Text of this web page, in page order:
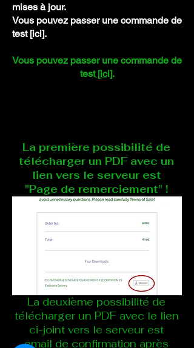
mises à jour.
Vous pouvez passer une commande de
test [ici].
Vous pouvez passer une commande de
test[ici].
La première possibilité de
télécharger un PDF avec un
lien vers le serveur est
"Page de remerciement" !
La deuxième possibilité de
télécharger un PDF avec le lien
ci-joint vers le serveur est
email de confirmation après